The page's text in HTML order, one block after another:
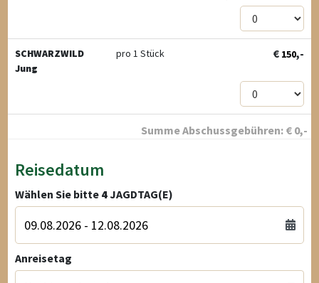
SCHWARZWILD
Jung
pro 1 Stück € 150,-
Summe Abschussgebühren: € 0,-
Reisedatum
Wählen Sie bitte 4JAGDTAG(E)
Anreisetag